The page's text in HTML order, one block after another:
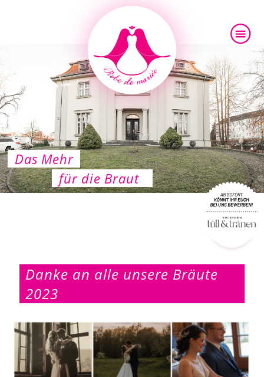
Das Mehr
für die Braut
Danke an alle unsere Bräute
2023